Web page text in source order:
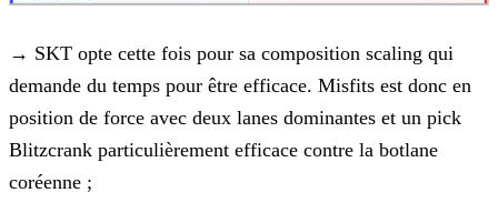
→ SKT opte cette fois pour sa composition scaling qui
demande du temps pour être efficace. Misfits est donc en
position de force avec deux lanes dominantes et un pick
Blitzcrank particulièrement efficace contre la botlane
coréenne ;